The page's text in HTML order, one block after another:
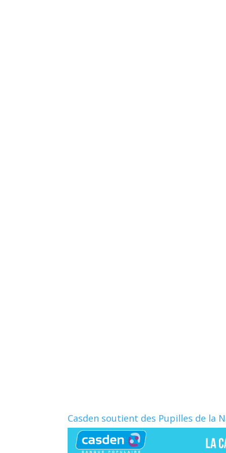
Casden soutient des Pupilles de la